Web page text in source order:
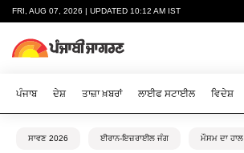
FRI, AUG 07, 2026 | UPDATED 10:12 AM IST
ਪੰਜਾਬ ਦੇਸ਼ ਤਾਜ਼ਾ ਖ਼ਬਰਾਂ ਲਾਈਫ ਸਟਾਈਲ ਵਿਦੇਸ਼
ਸਾਵਣ 2026 ਈਰਾਨ-ਇਜ਼ਰਾਈਲ ਜੰਗ ਮੌਸਮ ਦਾ ਹਾਲ